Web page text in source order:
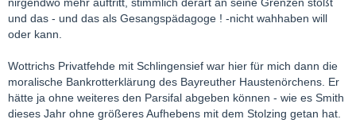
und das - und das als Gesangspädagoge ! -nicht wahhaben will
oder kann.
Wottrichs Privatfehde mit Schlingensief war hier für mich dann die
moralische Bankrotterklärung des Bayreuther Haustenörchens. Er
hätte ja ohne weiteres den Parsifal abgeben können - wie es Smith
dieses Jahr ohne größeres Aufhebens mit dem Stolzing getan hat.